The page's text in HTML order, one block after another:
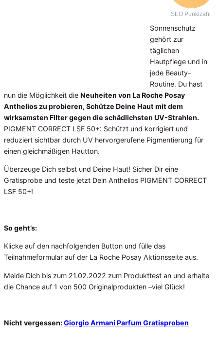
SEO Punktzahl
Sonnenschutz
gehört zur
täglichen
Hautpflege und in
jede Beauty-
Routine. Du hast
nun die Möglichkeit die Neuheiten von La Roche Posay
Anthelios zu probieren, Schütze Deine Haut mit dem
wirksamsten Filter gegen die schädlichsten UV-Strahlen.
PIGMENT CORRECT LSF 50+: Schützt und korrigiert und
reduziert sichtbar durch UV hervorgerufene Pigmentierung für
einen gleichmäßigen Hautton.
Überzeuge Dich selbst und Deine Haut! Sicher Dir eine
Gratisprobe und teste jetzt Dein Anthelios PIGMENT CORRECT
LSF 50+!
So geht’s:
Klicke auf den nachfolgenden Button und fülle das
Teilnahmeformular auf der La Roche Posay Aktionsseite aus.
Melde Dich bis zum 21.02.2022 zum Produkttest an und erhalte
die Chance auf 1 von 500 Originalprodukten –viel Glück!
Nicht vergessen:Giorgio Armani Parfum Gratisproben